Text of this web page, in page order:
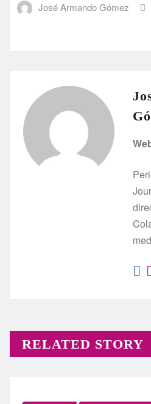
José Armando Gómez
RELATED STORY